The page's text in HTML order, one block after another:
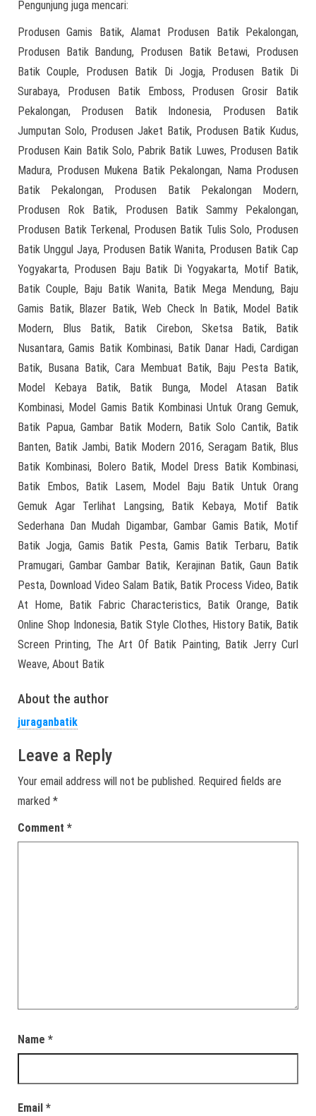
Pengunjung juga mencari:
Produsen Gamis Batik, Alamat Produsen Batik Pekalongan,
Produsen Batik Bandung, Produsen Batik Betawi, Produsen
Batik Couple, Produsen Batik Di Jogja, Produsen Batik Di
Surabaya, Produsen Batik Emboss, Produsen Grosir Batik
Pekalongan, Produsen Batik Indonesia, Produsen Batik
Jumputan Solo, Produsen Jaket Batik, Produsen Batik Kudus,
Produsen Kain Batik Solo, Pabrik Batik Luwes, Produsen Batik
Madura, Produsen Mukena Batik Pekalongan, Nama Produsen
Batik Pekalongan, Produsen Batik Pekalongan Modern,
Produsen Rok Batik, Produsen Batik Sammy Pekalongan,
Produsen Batik Terkenal, Produsen Batik Tulis Solo, Produsen
Batik Unggul Jaya, Produsen Batik Wanita, Produsen Batik Cap
Yogyakarta, Produsen Baju Batik Di Yogyakarta, Motif Batik,
Batik Couple, Baju Batik Wanita, Batik Mega Mendung, Baju
Gamis Batik, Blazer Batik, Web Check In Batik, Model Batik
Modern, Blus Batik, Batik Cirebon, Sketsa Batik, Batik
Nusantara, Gamis Batik Kombinasi, Batik Danar Hadi, Cardigan
Batik, Busana Batik, Cara Membuat Batik, Baju Pesta Batik,
Model Kebaya Batik, Batik Bunga, Model Atasan Batik
Kombinasi, Model Gamis Batik Kombinasi Untuk Orang Gemuk,
Batik Papua, Gambar Batik Modern, Batik Solo Cantik, Batik
Banten, Batik Jambi, Batik Modern 2016, Seragam Batik, Blus
Batik Kombinasi, Bolero Batik, Model Dress Batik Kombinasi,
Batik Embos, Batik Lasem, Model Baju Batik Untuk Orang
Gemuk Agar Terlihat Langsing, Batik Kebaya, Motif Batik
Sederhana Dan Mudah Digambar, Gambar Gamis Batik, Motif
Batik Jogja, Gamis Batik Pesta, Gamis Batik Terbaru, Batik
Pramugari, Gambar Gambar Batik, Kerajinan Batik, Gaun Batik
Pesta, Download Video Salam Batik, Batik Process Video, Batik
At Home, Batik Fabric Characteristics, Batik Orange, Batik
Online Shop Indonesia, Batik Style Clothes, History Batik, Batik
Screen Printing, The Art Of Batik Painting, Batik Jerry Curl
Weave, About Batik
About the author
juraganbatik
Leave a Reply
Your email address will not be published. Required fields are
marked *
Comment *
Name *
Email *